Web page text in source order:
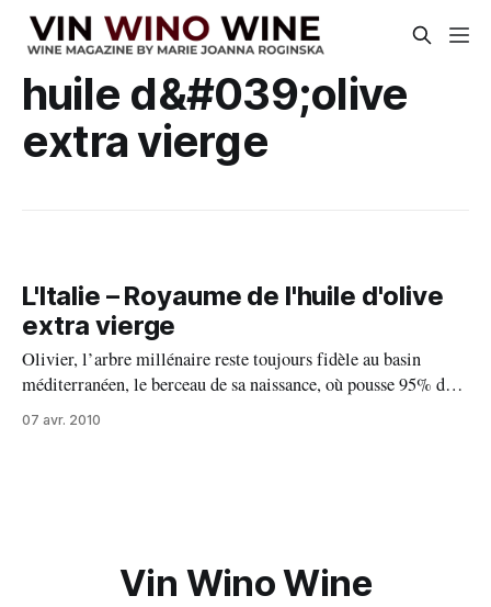
huile d&#039;olive
extra vierge
L'Italie – Royaume de l'huile d'olive
extra vierge
Olivier, l’arbre millénaire reste toujours fidèle au basin
méditerranéen, le berceau de sa naissance, où pousse 95% du
volume mondiale. Presque la totalité de 22 régions italiennes
07 avr. 2010
Vin Wino Wine